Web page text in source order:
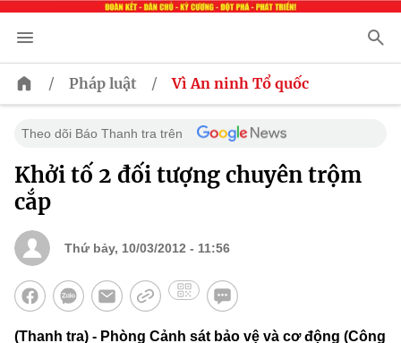
/ Pháp luật / Vì An ninh Tổ quốc
Theo dõi Báo Thanh tra trên
Khởi tố 2 đối tượng chuyên trộm
cắp
Thứ bảy, 10/03/2012 - 11:56
(Thanh tra) - Phòng Cảnh sát bảo vệ và cơ động (Công